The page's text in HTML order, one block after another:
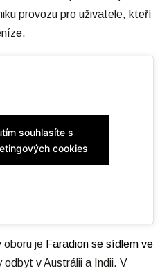
provozu pro uživatele, kteří
souhlasíte s
cookies
oboru je Faradion se sídlem ve
odbyt v Austrálii a Indii. V